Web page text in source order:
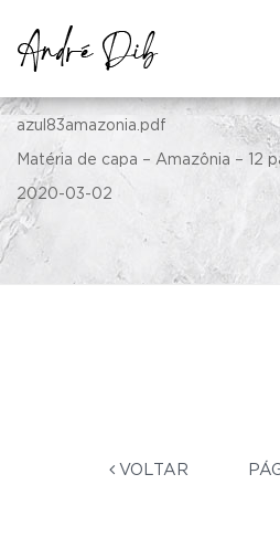
Revista
azul83amazonia.pdf
Matéria de capa – Amazônia – 12
2020-03-02
VOLTAR